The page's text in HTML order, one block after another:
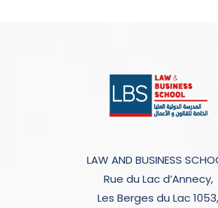
LAW AND BUSINESS
Rue du Lac d’Annecy,
Les Berges du Lac 1053,